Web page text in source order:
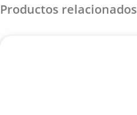
Productos relacionados